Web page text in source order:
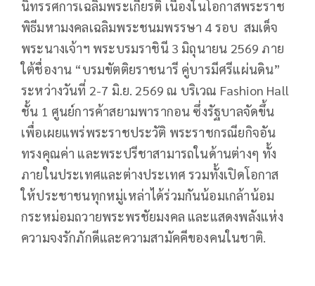
นิทรรศการเฉลิมพระเกียรติ เนื่องในโอกาสพระราช
พิธีมหามงคลเฉลิมพระชนมพรรษา 4 รอบ สมเด็จ
พระนางเจ้าฯ พระบรมราชินี 3 มิถุนายน 2569 ภาย
ใต้ชื่องาน “บรมขัตติยราชนารี คู่บารมีศรีแผ่นดิน”
ระหว่างวันที่ 2-7 มิ.ย. 2569 ณ บริเวณ Fashion Hall
ชั้น 1 ศูนย์การค้าสยามพารากอน ซึ่งรัฐบาลจัดขึ้น
เพื่อเผยแพร่พระราชประวัติ พระราชกรณียกิจอัน
ทรงคุณค่า และพระปรีชาสามารถในด้านต่างๆ ทั้ง
ภายในประเทศและต่างประเทศ รวมทั้งเปิดโอกาส
ให้ประชาชนทุกหมู่เหล่าได้ร่วมกันน้อมเกล้าน้อม
กระหม่อมถวายพระพรชัยมงคล และแสดงพลังแห่ง
ความจงรักภักดีและความสามัคคีของคนในชาติ.